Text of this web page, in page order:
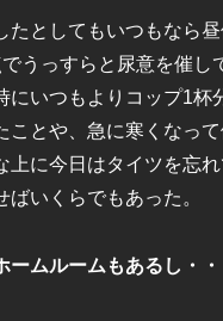
たとしてもいつもなら
うっすらと尿意を催し
にいつもよりコップ1杯
ことや、急に寒くなっ
上に今日はタイツを忘
ばいくらでもあった。
ームルームもあるし・・